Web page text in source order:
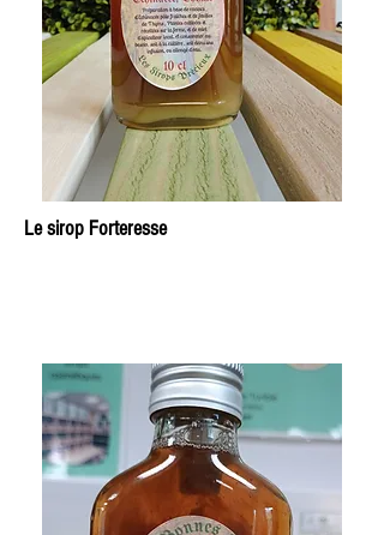
Le sirop Forteresse